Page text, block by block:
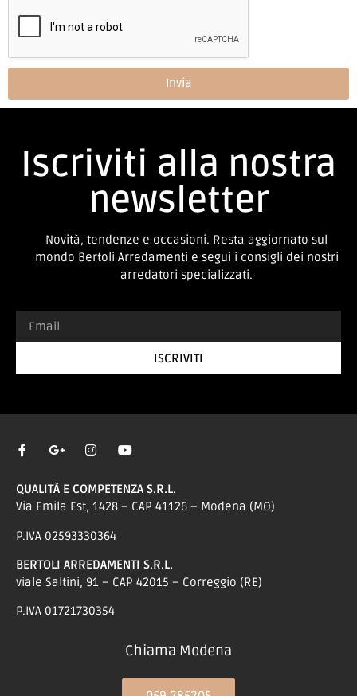
Invia
Iscriviti alla nostra
newsletter
Novità, tendenze e occasioni. Resta aggiornato sul
mondo Bertoli Arredamenti e segui i consigli dei nostri
arredatori specializzati.
ISCRIVITI
QUALITÀ E COMPETENZA S.R.L.
Via Emila Est, 1428 – CAP 41126 – Modena (MO)
P.IVA 02593330364
BERTOLI ARREDAMENTI S.R.L.
viale Saltini, 91 – CAP 42015 – Correggio (RE)
P.IVA 01721730354
Chiama Modena